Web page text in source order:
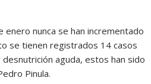
enero nunca se han incrementado
se tienen registrados 14 casos
aguda, estos han sido
Pinula.